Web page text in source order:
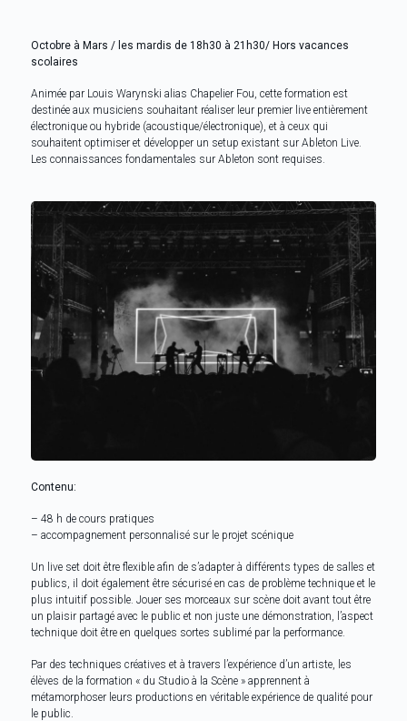
Octobre à Mars / les mardis de 18h30 à 21h30/ Hors vacances
scolaires
Animée par Louis Warynski alias Chapelier Fou, cette formation est
destinée aux musiciens souhaitant réaliser leur premier live entièrement
électronique ou hybride (acoustique/électronique), et à ceux qui
souhaitent optimiser et développer un setup existant sur Ableton Live.
Les connaissances fondamentales sur Ableton sont requises.
Contenu:
– 48 h de cours pratiques
– accompagnement personnalisé sur le projet scénique
Un live set doit être flexible afin de s’adapter à différents types de salles et
publics, il doit également être sécurisé en cas de problème technique et le
plus intuitif possible. Jouer ses morceaux sur scène doit avant tout être
un plaisir partagé avec le public et non juste une démonstration, l’aspect
technique doit être en quelques sortes sublimé par la performance.
Par des techniques créatives et à travers l’expérience d’un artiste, les
élèves de la formation « du Studio à la Scène » apprennent à
métamorphoser leurs productions en véritable expérience de qualité pour
le public.